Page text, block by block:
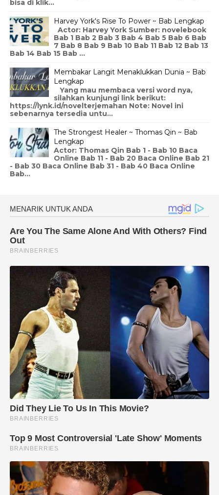
bisa di klik...
Harvey York's Rise To Power ~ Bab Lengkap
Actor: Harvey York Sumber: novelebook
Bab 1 Bab 2 Bab 3 Bab 4 Bab 5 Bab 6 Bab
7 Bab 8 Bab 9 Bab 10 Bab 11 Bab 12 Bab 13
Bab 14 Bab 15 Bab ...
Membakar Langit Menaklukkan Dunia ~ Bab
Lengkap
Yang mau membaca versi word nya,
silahkan kunjungi link berikut:
https://lynk.id/novelterjemahan Note: Novel ini
sebenarnya tersedia untu...
The Strongest Healer ~ Thomas Qin ~ Bab
Lengkap
Actor: Thomas Qin Bab 1 - Bab 10 Baca
Online Bab 11 - Bab 20 Baca Online Bab 21
- Bab 30 Baca Online Bab 31 - Bab 40 Baca Online
Bab...